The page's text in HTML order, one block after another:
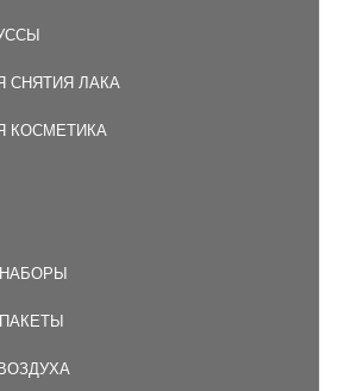
СНЯТИЯ ЛАКА
КОСМЕТИКА